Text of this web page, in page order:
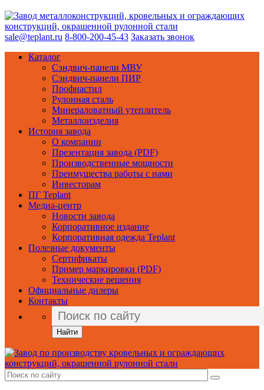
sale@teplant.ru 8-800-200-45-43 Заказать звонок
Каталог
Сэндвич-панели МВУ
Сэндвич-панели ПИР
Профнастил
Рулонная сталь
Минераловатный утеплитель
Металлоизделия
История завода
О компании
Презентация завода (PDF)
Производственные мощности
Преимущества работы с нами
Инвесторам
ПГ Teplant
Медиа-центр
Новости завода
Корпоративное издание
Корпоративная одежда Teplant
Полезные документы
Сертификаты
Пример маркировки (PDF)
Технические решения
Официальные дилеры
Контакты
Найти